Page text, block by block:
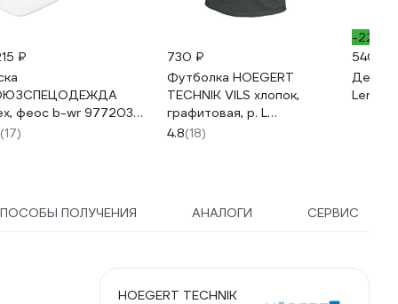
₽
феос b-wr 9772030,
2000000139654
(17)
730 ₽
Футболка HOEGERT
TECHNIK VILS хлопок,
графитовая, р. L
HT5K410-L
4.8(18)
-22%
540 ₽
Lemax
ПОЛУЧЕНИЯ АНАЛОГИ СЕРВИС
HOEGERT TECHNIK